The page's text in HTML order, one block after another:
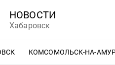
НОВОСТИ
Хабаровск
ЕЩЕ
КОМСОМОЛЬСК-НА-